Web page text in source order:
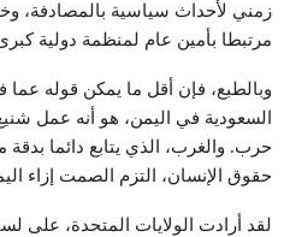
زمني لأحداث سياسية بالمصادفة،
مرتبطا بأمين عام لمنظمة دولية
وبالطبع، فإن أقل ما يمكن قوله عما
السعودية في اليمن، هو أنه عمل
حرب. والغرب، الذي يتابع دائما
حقوق الإنسان، التزم الصمت إزاء
لقد أرادت الولايات المتحدة، على